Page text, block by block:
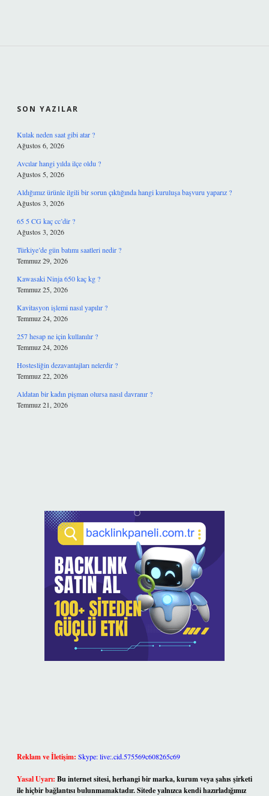
SON YAZILAR
Kulak neden saat gibi atar ?
Ağustos 6, 2026
Avcılar hangi yılda ilçe oldu ?
Ağustos 5, 2026
Aldığımız ürünle ilgili bir sorun çıktığında hangi kuruluşa başvuru yaparız ?
Ağustos 3, 2026
65 5 CG kaç cc’dir ?
Ağustos 3, 2026
Türkiye’de gün batımı saatleri nedir ?
Temmuz 29, 2026
Kawasaki Ninja 650 kaç kg ?
Temmuz 25, 2026
Kavitasyon işlemi nasıl yapılır ?
Temmuz 24, 2026
257 hesap ne için kullanılır ?
Temmuz 24, 2026
Hostesliğin dezavantajları nelerdir ?
Temmuz 22, 2026
Aldatan bir kadın pişman olursa nasıl davranır ?
Temmuz 21, 2026
Reklam ve İletişim: Skype: live:.cid.575569c608265c69
Yasal Uyarı: Bu internet sitesi, herhangi bir marka, kurum veya şahıs şirketi
ile hiçbir bağlantısı bulunmamaktadır. Sitede yalnızca kendi hazırladığımız